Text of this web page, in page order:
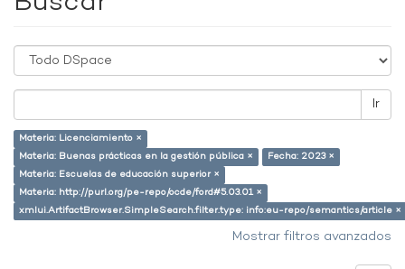
Ir
Materia: Licenciamiento ×
Materia: Buenas prácticas en la gestión pública ×
Fecha: 2023 ×
Materia: Escuelas de educación superior ×
Materia: http://purl.org/pe-repo/ocde/ford#5.03.01 ×
xmlui.ArtifactBrowser.SimpleSearch.filter.type: info:eu-repo/semantics/article ×
Mostrar filtros avanzados